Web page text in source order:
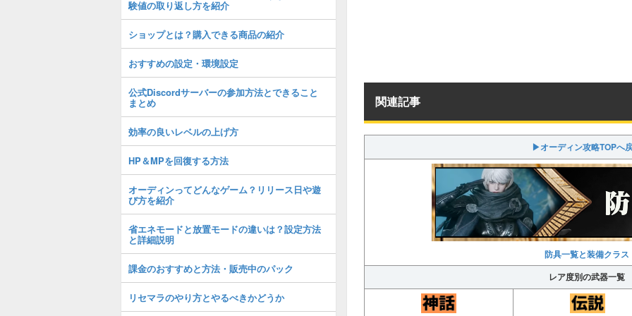
関連記事
▶オーディン攻略TOPへ
防具一覧と装備クラス
レア度別の武器一覧
験値の取り返し方を紹介
ショップとは？購入できる商品の紹介
おすすめの設定・環境設定
公式Discordサーバーの参加方法とできること
まとめ
効率の良いレベルの上げ方
HP＆MPを回復する方法
オーディンってどんなゲーム？リリース日や遊
び方を紹介
省エネモードと放置モードの違いは？設定方法
と詳細説明
課金のおすすめと方法・販売中のパック
リセマラのやり方とやるべきかどうか